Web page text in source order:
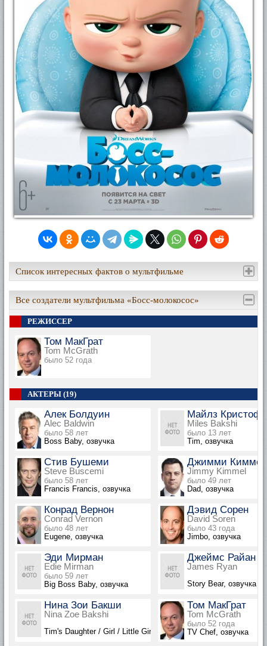
Список интересных фактов о мультфильме
Все создатели мультфильма «Босс-молокосос»
РЕЖИССЕР
Том МакГрат
Tom McGrath
было 52 года
АКТЕРЫ (19)
Алек Болдуин
Alec Baldwin
было 58 лет
Boss Baby, озвучка
Майлз
Miles Bakshi
было 13 лет
Tim, озвучка
Стив Бушеми
Steve Buscemi
было 58 лет
Francis Francis, озвучка
Джимми Киммел
Jimmy Kimmel
было 49 лет
Dad, озвучка
Конрад Вернон
Conrad Vernon
было 48 лет
Eugene, озвучка
Дэвид Сорен
David Soren
было 43 года
Jimbo, озвучка
Эди Мирман
Edie Mirman
было 59 лет
Big Boss Baby, озвучка
Джеймс Райан
James Ryan
Story Bear, озвучка
Нина Зои Бакши
Nina Zoe Bakshi
Tim's Daughter / Girl / Little Girl, озвучка
Том МакГрат
Tom McGrath
было 52 года
TV Chef, озвучка